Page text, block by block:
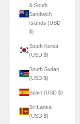
& South
Sandwich
Islands (USD
$)
South Korea
(USD $)
South Sudan
(USD $)
Spain (USD $)
Sri Lanka
(USD $)